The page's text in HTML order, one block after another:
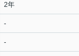
2年
-
-